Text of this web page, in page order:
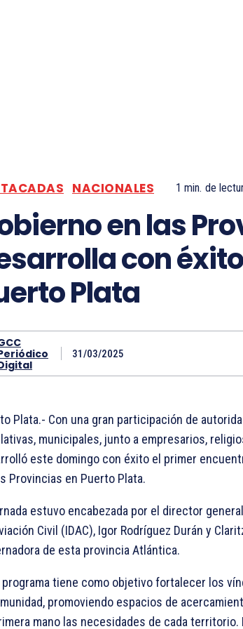
NACIONALES 1 min. de
en las
con
Plata
31/03/2025
Plata.- Con una gran participación de
municipales, junto a empresarios,
este domingo con éxito el primer
Provincias en Puerto Plata.
estuvo encabezada por el director
Civil (IDAC), Igor Rodríguez Durán y
de esta provincia Atlántica.
programa tiene como objetivo fortalecer los
promoviendo espacios de
mano las necesidades de cada